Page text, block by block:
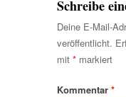
Schreibe
Deine E-Mail-
veröffentlicht.
mit * markiert
Kommentar *